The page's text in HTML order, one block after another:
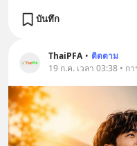
บันทึก
ThaiPFA • ติดตาม
19 ก.ค. เวลา 03:38 • ก